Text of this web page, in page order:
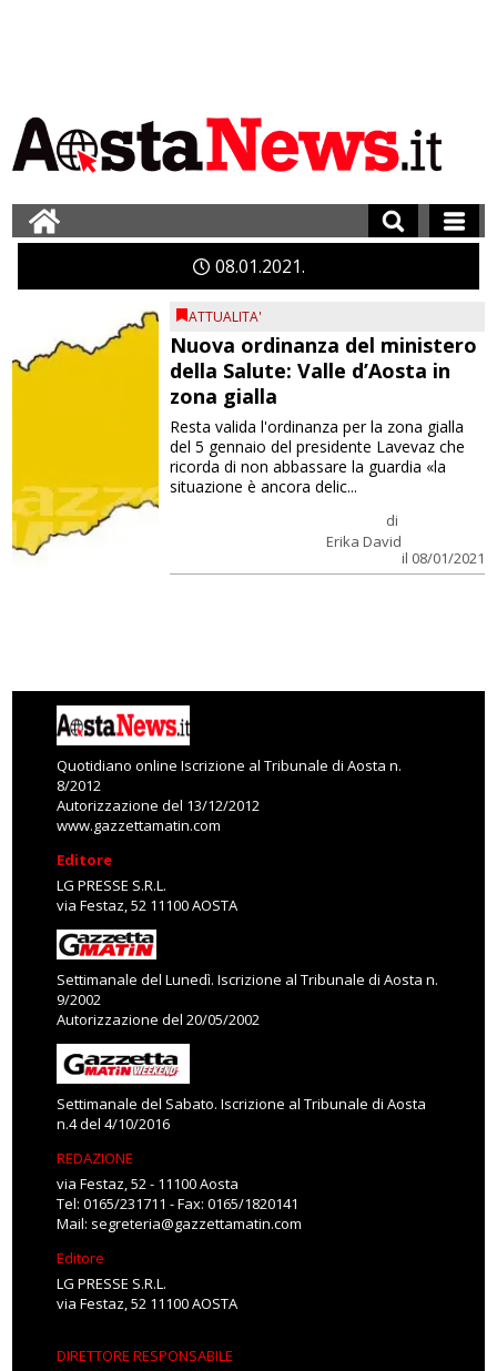
0801 2021
ATTUALITA'
Nuova ordinanza del ministero
della Salute: Valle d’Aosta in
zona gialla
di
Erika David
il 08/01/2021
Resta valida l'ordinanza per la zona gialla
del 5 gennaio del presidente Lavevaz che
ricorda di non abbassare la guardia «la
situazione è ancora delic...
Quotidiano online Iscrizione al Tribunale di Aosta n.
8/2012
Autorizzazione del 13/12/2012
www.gazzettamatin.com
Editore
LG PRESSE S.R.L.
via Festaz, 52 11100 AOSTA
Settimanale del Lunedì. Iscrizione al Tribunale di Aosta n.
9/2002
Autorizzazione del 20/05/2002
Settimanale del Sabato. Iscrizione al Tribunale di Aosta
n.4 del 4/10/2016
REDAZIONE
via Festaz, 52 - 11100 Aosta
Tel: 0165/231711 - Fax: 0165/1820141
Mail: segreteria@gazzettamatin.com
Editore
LG PRESSE S.R.L.
via Festaz, 52 11100 AOSTA
DIRETTORE RESPONSABILE